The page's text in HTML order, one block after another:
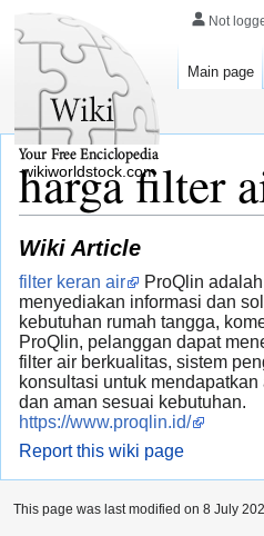
harga filter
Wiki Article
filter keran air
ProQlin
menyediakan informasi dan
kebutuhan rumah tangga,
ProQlin, pelanggan dapat
filter air berkualitas, sistem
konsultasi untuk
dan aman sesuai kebutuhan.
https://www.proqlin.id/
Report this wiki page
Not
Main page
wikiworldstock.com
This page was last modified on 8 July